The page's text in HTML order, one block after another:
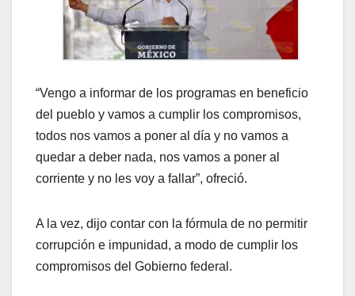
“Vengo a informar de los programas en beneficio
del pueblo y vamos a cumplir los compromisos,
todos nos vamos a poner al día y no vamos a
quedar a deber nada, nos vamos a poner al
corriente y no les voy a fallar”, ofreció.
A la vez, dijo contar con la fórmula de no permitir
corrupción e impunidad, a modo de cumplir los
compromisos del Gobierno federal.